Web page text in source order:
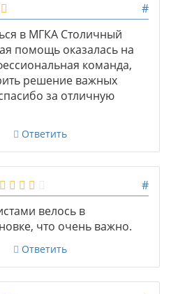
#
в МГКА Столичный
помощь оказалась на
команда,
решение важных
за отличную
Ответить
#
велось в
что очень важно.
Ответить